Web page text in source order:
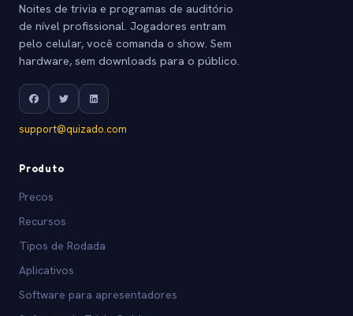
Noites de trivia e programas de auditório
de nível profissional. Jogadores entram
pelo celular, você comanda o show. Sem
hardware, sem downloads para o público.
support@quizado.com
Produto
Precos
Recursos
Tipos de Rodada
Aplicativos
Software para apresentadores